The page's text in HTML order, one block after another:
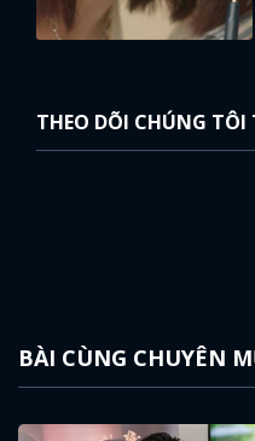
THEO DÕI CHÚNG TÔI
BÀI CÙNG CHUYÊN